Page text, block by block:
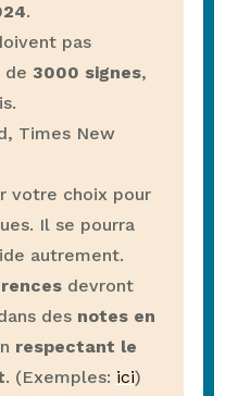
.
pas
de 3000 signes,
Times New
votre choix pour
Il se pourra
autrement.
devront
des notes en
respectant le
. (Exemples: ici)